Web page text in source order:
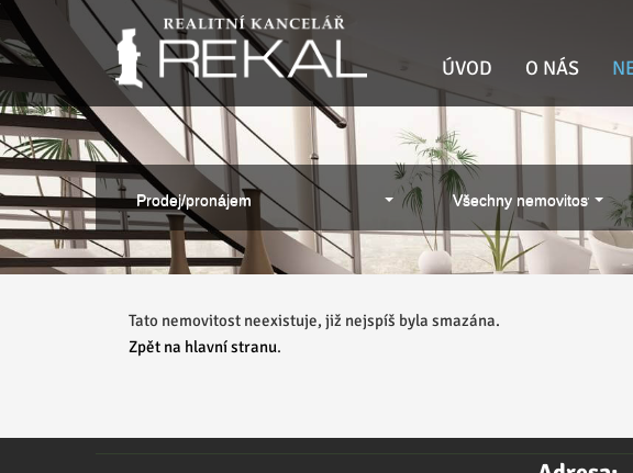
ÚVOD O NÁS
Prodej/pronájem Všechny nemovitosti
Tato nemovitost neexistuje, již nejspíš byla smazána.
Zpět na hlavní stranu.